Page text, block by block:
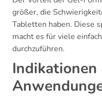
größer, die
Tabletten haben. Diese
macht es für viele
durchzuführen.